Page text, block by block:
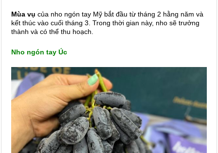
Mùa vụ của nho ngón tay Mỹ bắt đầu từ tháng 2 hằng năm và
kết thúc vào cuối tháng 3. Trong thời gian này, nho sẽ trưởng
thành và có thể thu hoạch.
Nho ngón tay Úc